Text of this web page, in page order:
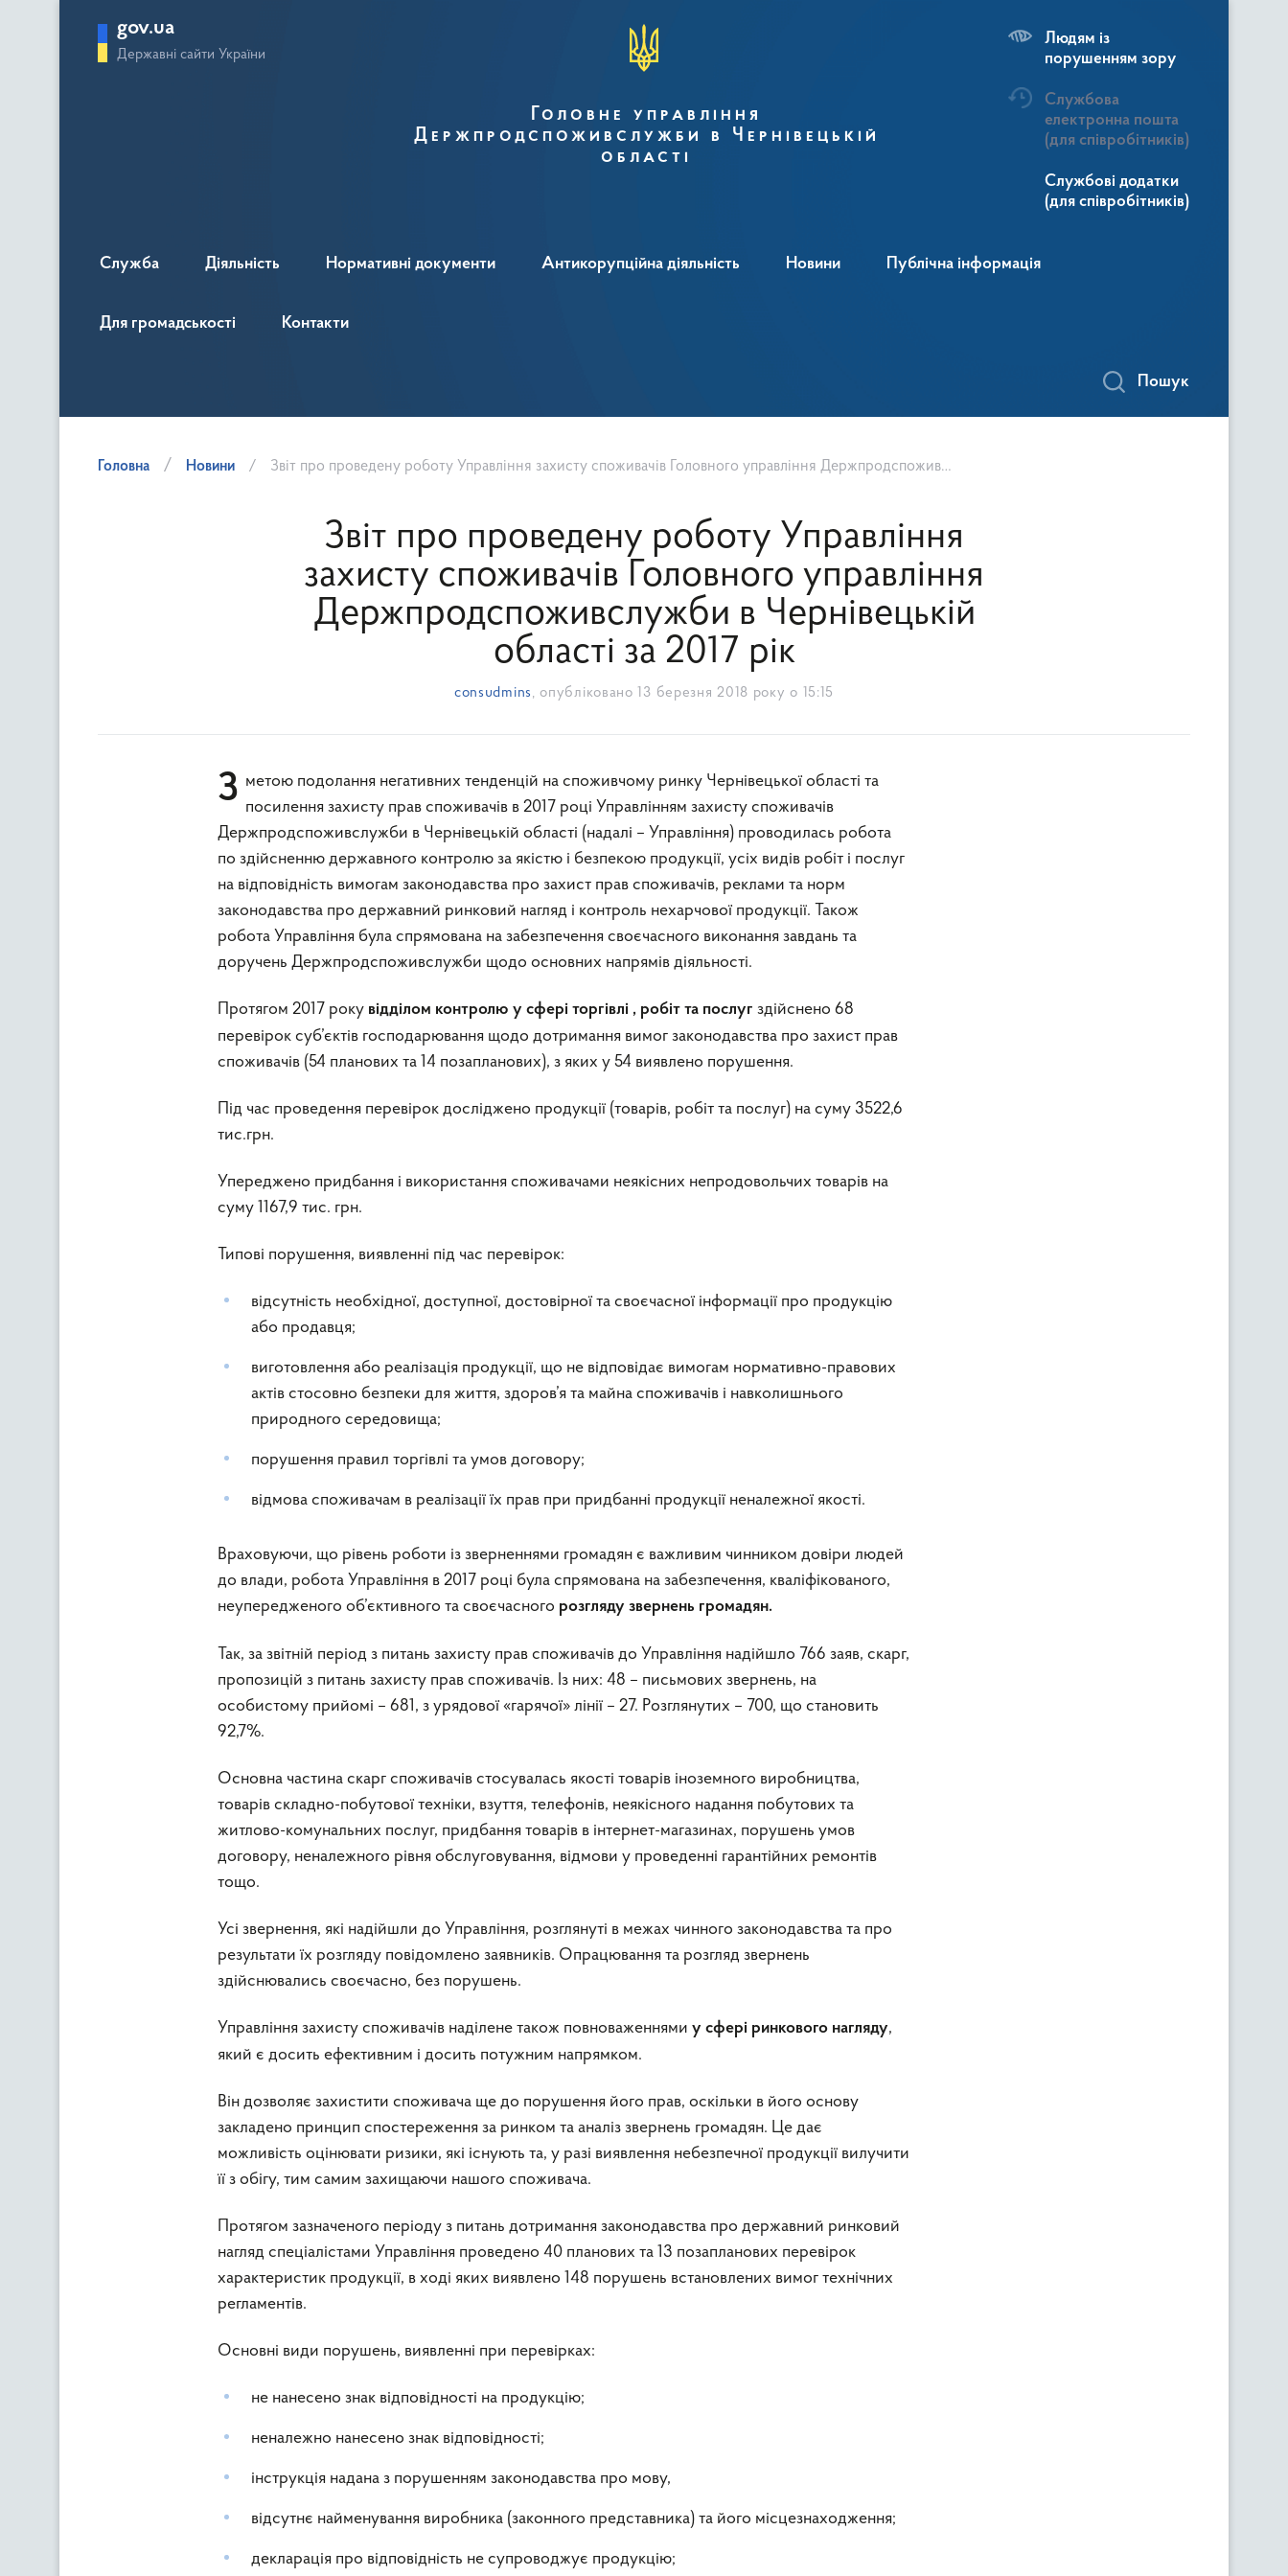
gov.ua
Державні сайти України
Головне управління
Держпродспоживслужби в Чернівецькій
області
Людям із
порушенням зору
Службова
електронна пошта
(для співробітників)
Службові додатки
(для співробітників)
Служба Діяльність Нормативні документи Антикорупційна діяльність Новини Публічна інформація
Для громадськості Контакти
Пошук
Головна Новини Звіт про проведену роботу Управління захисту споживачів Головного управління Держпродспоживслужби в Чернівецькій області за 2017 рік
Звіт про проведену роботу Управління
захисту споживачів Головного управління
Держпродспоживслужби в Чернівецькій
області за 2017 рік
consudmins , опубліковано 13 березня 2018 року о 15:15
З метою подолання негативних тенденцій на споживчому ринку Чернівецької області та посилення захисту прав споживачів в 2017 році Управлінням захисту споживачів
Держпродспоживслужби в Чернівецькій області (надалі – Управління) проводилась робота
по здійсненню державного контролю за якістю і безпекою продукції, усіх видів робіт і послуг
на відповідність вимогам законодавства про захист прав споживачів, реклами та норм
законодавства про державний ринковий нагляд і контроль нехарчової продукції. Також
робота Управління була спрямована на забезпечення своєчасного виконання завдань та
доручень Держпродспоживслужби щодо основних напрямів діяльності.
Протягом 2017 року відділом контролю у сфері торгівлі , робіт та послуг здійснено 68
перевірок суб’єктів господарювання щодо дотримання вимог законодавства про захист прав
споживачів (54 планових та 14 позапланових), з яких у 54 виявлено порушення.
Під час проведення перевірок досліджено продукції (товарів, робіт та послуг) на суму 3522,6
тис.грн.
Упереджено придбання і використання споживачами неякісних непродовольчих товарів на
суму 1167,9 тис. грн.
Типові порушення, виявленні під час перевірок:
відсутність необхідної, доступної, достовірної та своєчасної інформації про продукцію
або продавця;
виготовлення або реалізація продукції, що не відповідає вимогам нормативно-правових
актів стосовно безпеки для життя, здоров’я та майна споживачів і навколишнього
природного середовища;
порушення правил торгівлі та умов договору;
відмова споживачам в реалізації їх прав при придбанні продукції неналежної якості.
Враховуючи, що рівень роботи із зверненнями громадян є важливим чинником довіри людей
до влади, робота Управління в 2017 році була спрямована на забезпечення, кваліфікованого,
неупередженого об’єктивного та своєчасного розгляду звернень громадян.
Так, за звітній період з питань захисту прав споживачів до Управління надійшло 766 заяв, скарг,
пропозицій з питань захисту прав споживачів. Із них: 48 – письмових звернень, на
особистому прийомі – 681, з урядової «гарячої» лінії – 27. Розглянутих – 700, що становить
92,7%.
Основна частина скарг споживачів стосувалась якості товарів іноземного виробництва,
товарів складно-побутової техніки, взуття, телефонів, неякісного надання побутових та
житлово-комунальних послуг, придбання товарів в інтернет-магазинах, порушень умов
договору, неналежного рівня обслуговування, відмови у проведенні гарантійних ремонтів
тощо.
Усі звернення, які надійшли до Управління, розглянуті в межах чинного законодавства та про
результати їх розгляду повідомлено заявників. Опрацювання та розгляд звернень
здійснювались своєчасно, без порушень.
Управління захисту споживачів наділене також повноваженнями у сфері ринкового нагляду,
який є досить ефективним і досить потужним напрямком.
Він дозволяє захистити споживача ще до порушення його прав, оскільки в його основу
закладено принцип спостереження за ринком та аналіз звернень громадян. Це дає
можливість оцінювати ризики, які існують та, у разі виявлення небезпечної продукції вилучити
її з обігу, тим самим захищаючи нашого споживача.
Протягом зазначеного періоду з питань дотримання законодавства про державний ринковий
нагляд спеціалістами Управління проведено 40 планових та 13 позапланових перевірок
характеристик продукції, в ході яких виявлено 148 порушень встановлених вимог технічних
регламентів.
Основні види порушень, виявленні при перевірках:
не нанесено знак відповідності на продукцію;
неналежно нанесено знак відповідності;
інструкція надана з порушенням законодавства про мову,
відсутнє найменування виробника (законного представника) та його місцезнаходження;
декларація про відповідність не супроводжує продукцію;